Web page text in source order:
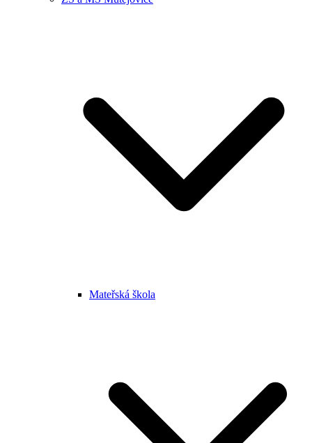
Mateřská škola